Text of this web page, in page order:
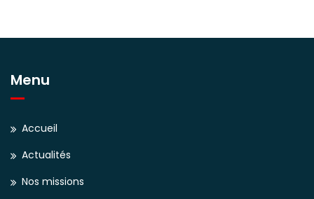
Menu
Accueil
Actualités
Nos missions